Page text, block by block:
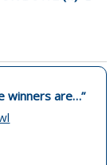
winners are…”